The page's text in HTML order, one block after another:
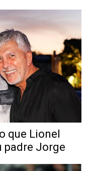
que Lionel
padre Jorge